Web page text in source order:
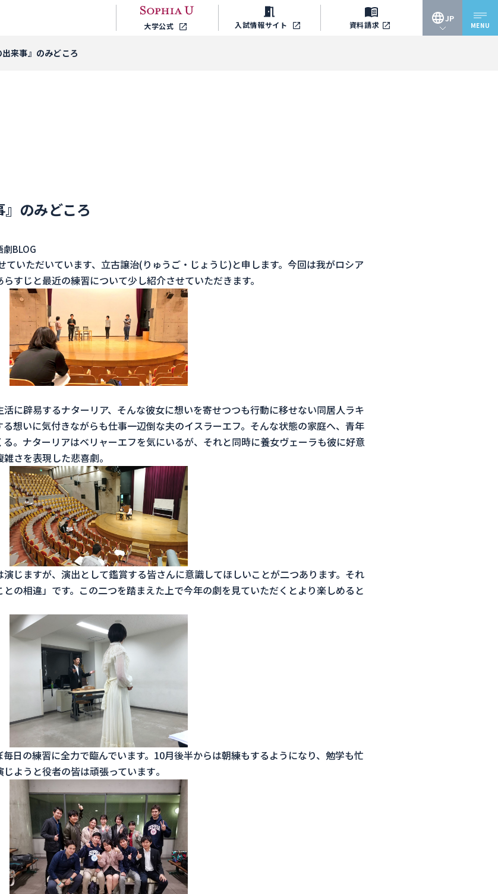
大学公式 入試情報サイト 資料請求
JP
MENU
来事』のみどころ
のみどころ
劇BLOG
いただいています、 立古譲治(りゅうご・じょうじ)と申します。今回は我がロシア
らすじと最近の練習について少し紹介させていただきます。
に辟易するナターリア、 そんな彼女に想いを寄せつつも行動に移せない同居人ラキ
想いに気付きながらも仕事一辺倒な夫のイスラーエフ。そんな状態の家庭へ、 青年
。 ナターリアはベリャーエフを気にいるが、 それと同時に養女ヴェーラも彼に好意
さを表現した悲喜劇。
じますが、 演出として鑑賞する皆さんに意識してほしいことが二つあります。 それ
の相違」です。 この二つを踏まえた上で今年の劇を見ていただくとより楽しめると
日の練習に全力で臨んでいます。 10月後半からは朝練もするようになり、勉学も忙
ようと役者の皆は頑張っています。